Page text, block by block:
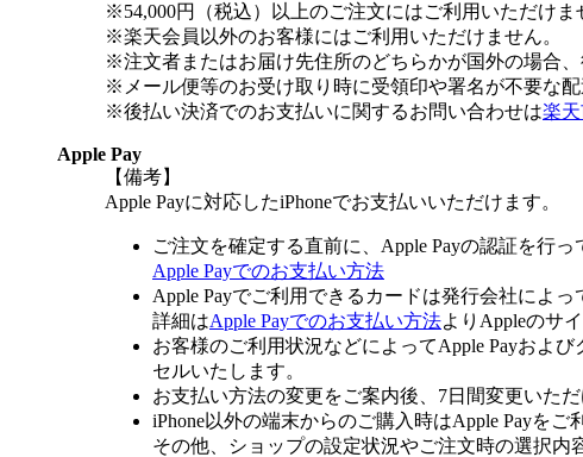
※54,000円（税込）以上のご注文にはご利用いただけま
※楽天会員以外のお客様にはご利用いただけません。
※注文者またはお届け先住所のどちらかが国外の場合
※メール便等のお受け取り時に受領印や署名が不要な
※後払い決済でのお支払いに関するお問い合わせは楽
Apple Pay
【備考】
Apple Payに対応したiPhoneでお支払いいただけます。
ご注文を確定する直前に、Apple Payの認証を行っ
Apple Payでのお支払い方法
Apple Payでご利用できるカードは発行会社によっ
詳細はApple Payでのお支払い方法よりAppleのサ
お客様のご利用状況などによってApple Payおよ
セルいたします。
お支払い方法の変更をご案内後、7日間変更いた
iPhone以外の端末からのご購入時はApple Payをご
その他、ショップの設定状況やご注文時の選択内